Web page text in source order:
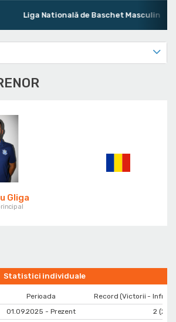
Liga Natională de Baschet Masculin
Gliga
Statistici individuale
Perioada
Record (Victorii -
01.09.2025 - Prezent
2 (25